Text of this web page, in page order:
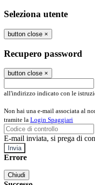
Seleziona utente
button close ×
Recupero password
button close ×
all'indirizzo indicato con le
Non hai una e-mail associata al
tramite la Login Spaggiari
E-mail inviata, si prega di
Errore
Chiudi